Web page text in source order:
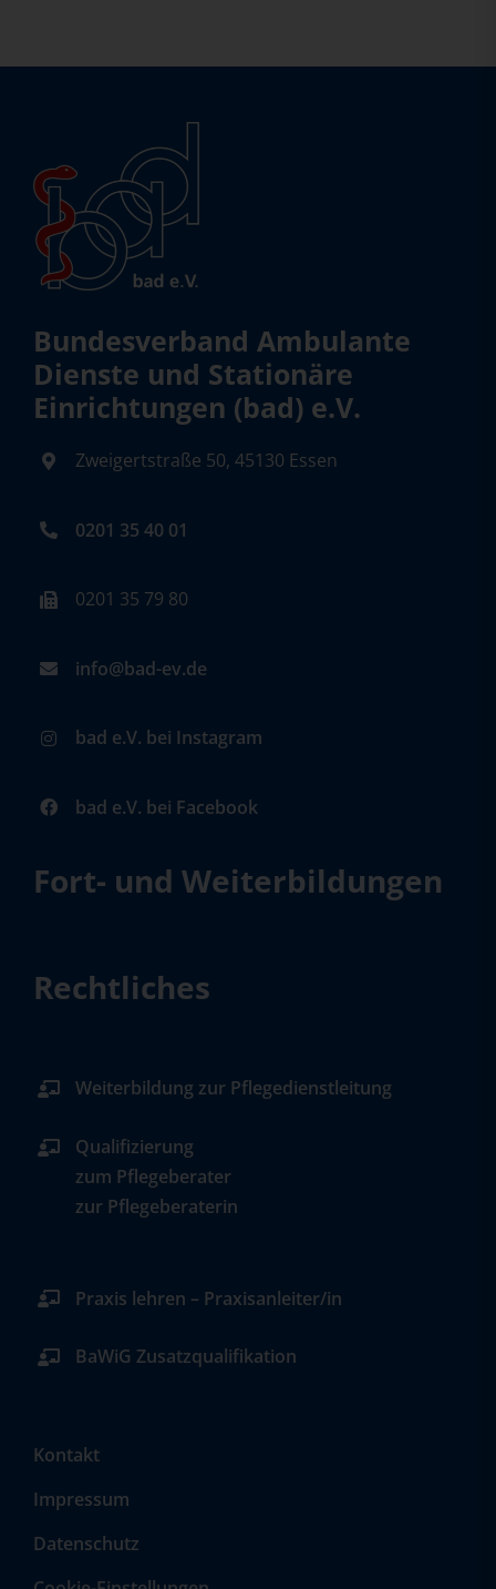
Bundesverband Ambulante
Dienste und Stationäre
Einrichtungen (bad) e.V.
Zweigertstraße 50, 45130 Essen
0201 35 40 01
0201 35 79 80
info@bad-ev.de
bad e.V. bei Instagram
bad e.V. bei Facebook
Fort- und Weiterbildungen
Rechtliches
Weiterbildung zur Pflegedienstleitung
Qualifizierung
zum Pflegeberater
zur Pflegeberaterin
Praxis lehren – Praxisanleiter/in
BaWiG Zusatzqualifikation
Kontakt
Impressum
Datenschutz